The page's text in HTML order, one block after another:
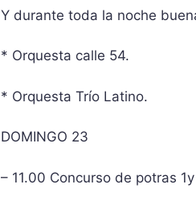
Y durante toda la noche
* Orquesta calle 54.
* Orquesta Trío Latino.
DOMINGO 23
– 11.00 Concurso de potras